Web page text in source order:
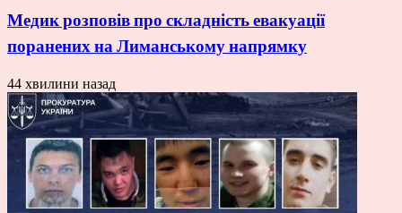
Медик розповів про складність евакуації
поранених на Лиманському напрямку
44 хвилини назад